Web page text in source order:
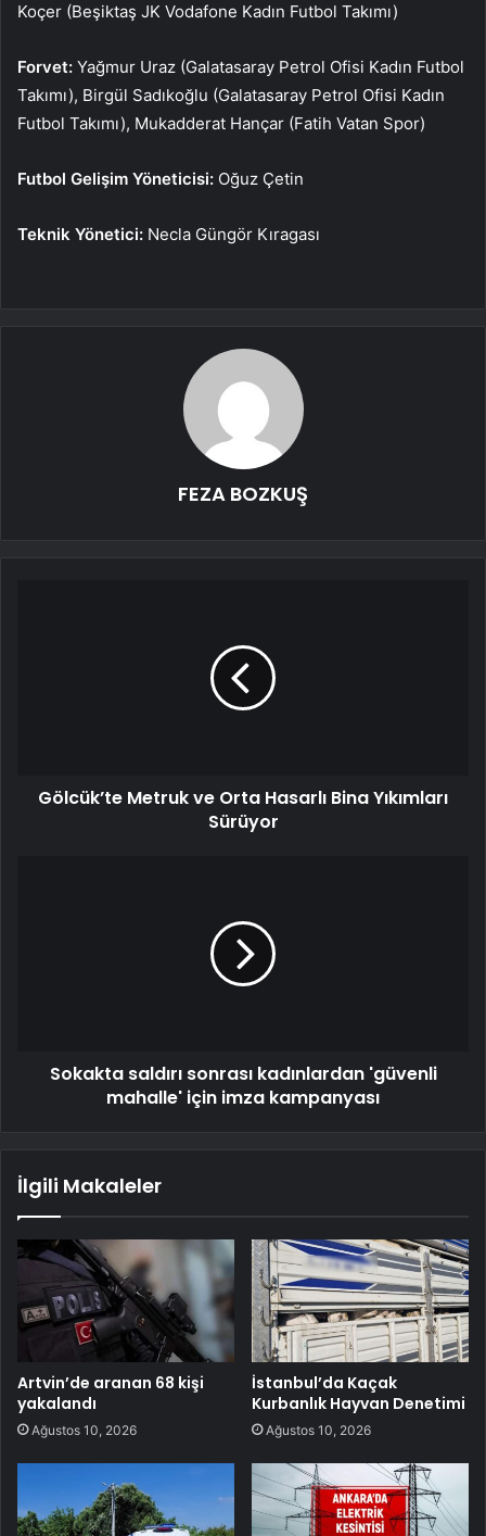
Koçer (Beşiktaş JK Vodafone Kadın Futbol Takımı)
Forvet: Yağmur Uraz (Galatasaray Petrol Ofisi Kadın Futbol
Takımı), Birgül Sadıkoğlu (Galatasaray Petrol Ofisi Kadın
Futbol Takımı), Mukadderat Hançar (Fatih Vatan Spor)
Futbol Gelişim Yöneticisi: Oğuz Çetin
Teknik Yönetici: Necla Güngör Kıragası
FEZA BOZKUŞ
Gölcük’te Metruk ve Orta Hasarlı Bina Yıkımları
Sürüyor
Sokakta saldırı sonrası kadınlardan 'güvenli
mahalle' için imza kampanyası
İlgili Makaleler
Artvin’de aranan 68 kişi
yakalandı
Ağustos 10, 2026
İstanbul’da Kaçak
Kurbanlık Hayvan Denetimi
Ağustos 10, 2026